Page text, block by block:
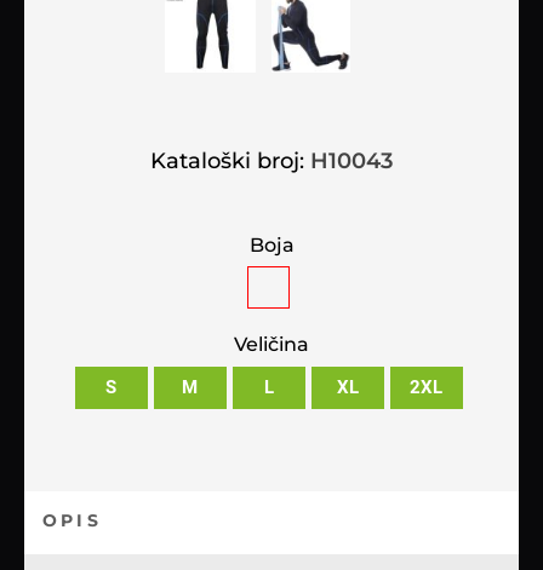
Kataloški broj: H10043
Boja
Veličina
S M L XL 2XL
OPIS